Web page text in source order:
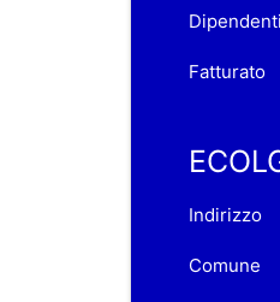
Dipendenti
Fatturato
Indirizzo
Comune